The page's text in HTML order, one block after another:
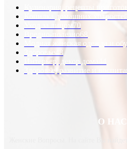
Кулинария, рецепты
Копилка домашних хитростей
Уход за лицом 70
Вредно-полезно68
Модная женская одежда и
Здоровье 48
Интерьер, декор дома
Здоровье, развитие и
О НАС